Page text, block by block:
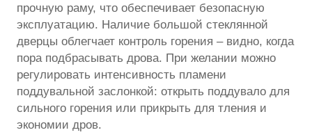
прочную раму, что обеспечивает безопасную
эксплуатацию. Наличие большой стеклянной
дверцы облегчает контроль горения – видно, когда
пора подбрасывать дрова. При желании можно
регулировать интенсивность пламени
поддувальной заслонкой: открыть поддувало для
сильного горения или прикрыть для тления и
экономии дров.